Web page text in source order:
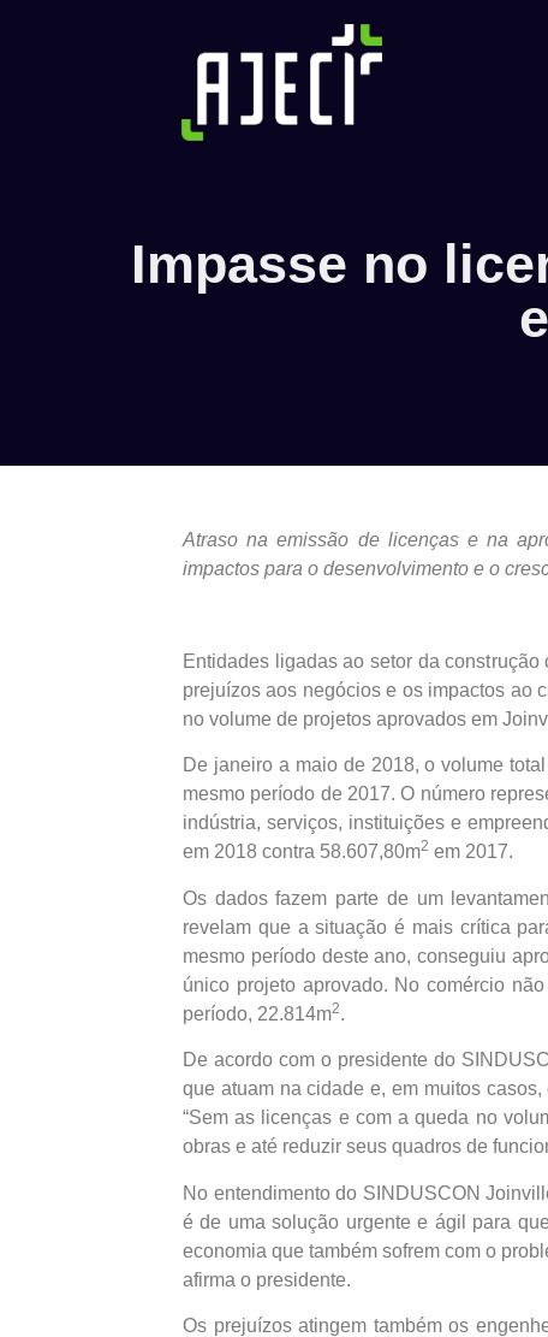
Impasse no
Atraso na emissão de licenças e na
impactos para o desenvolvimento e o
Entidades ligadas ao setor da
prejuízos aos negócios e os impactos ao
no volume de projetos aprovados em
De janeiro a maio de 2018, o volume
mesmo período de 2017. O número
indústria, serviços, instituições e
em 2018 contra 58.607,80m2 em 2017.
Os dados fazem parte de um
revelam que a situação é mais crítica
mesmo período deste ano, conseguiu
único projeto aprovado. No comércio
período, 22.814m2.
De acordo com o presidente do
que atuam na cidade e, em muitos
“Sem as licenças e com a queda no
obras e até reduzir seus quadros de
No entendimento do SINDUSCON
é de uma solução urgente e ágil para
economia que também sofrem com o
afirma o presidente.
Os prejuízos atingem também os